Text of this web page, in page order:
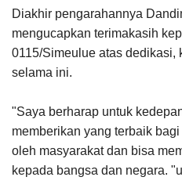
Diakhir pengarahannya
mengucapkan terimakasih
0115/Simeulue atas dedikasi,
selama ini.
"Saya berharap untuk
memberikan yang terbaik
oleh masyarakat dan bisa
kepada bangsa dan negara.